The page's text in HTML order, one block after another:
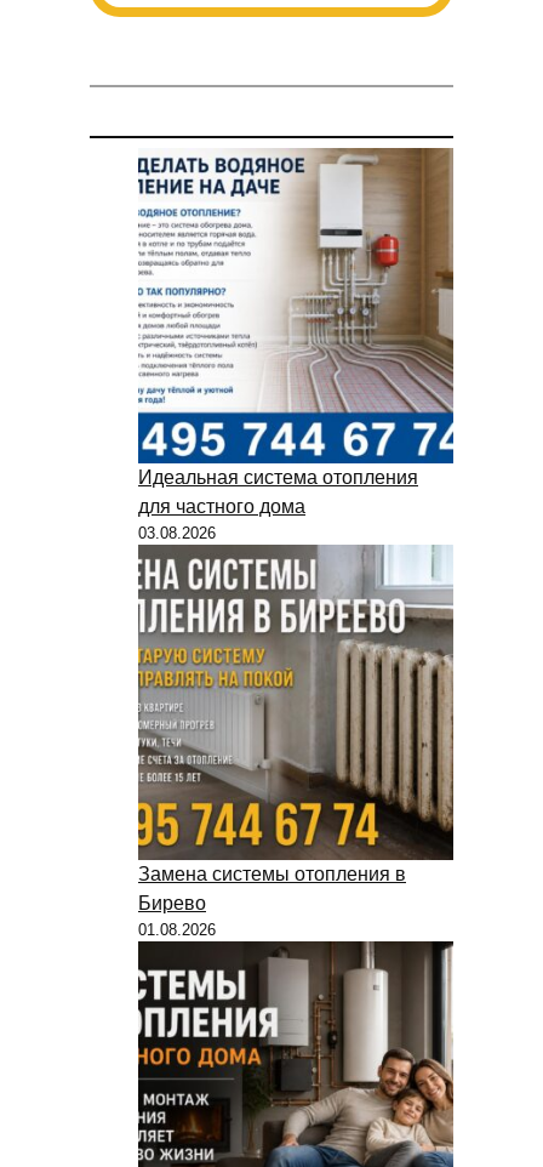
Идеальная система отопления
для частного дома
03.08.2026
Замена системы отопления в
Бирево
01.08.2026